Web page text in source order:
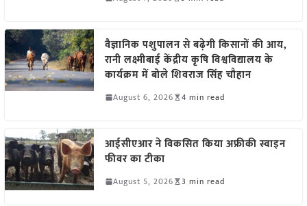
वैज्ञानिक पशुपालन से बढ़ेगी किसानों की आय,
रानी लक्ष्मीबाई केंद्रीय कृषि विश्वविद्यालय के
कार्यक्रम में बोले शिवराज सिंह चौहान
August 6, 2026 4 min read
आईसीएआर ने विकसित किया अफ्रीकी स्वाइन
फीवर का टीका
August 5, 2026 3 min read